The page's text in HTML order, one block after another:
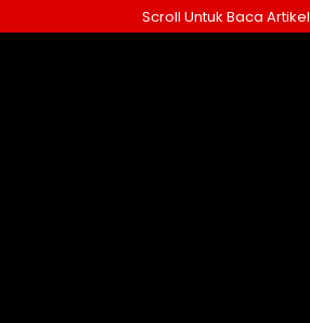
ke
Scroll Untuk Baca Artikel